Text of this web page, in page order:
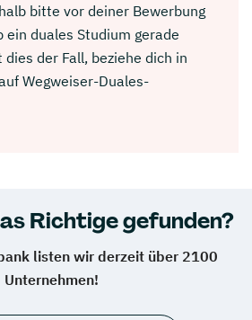
bitte vor deiner Bewerbung
ein duales Studium gerade
der Fall, beziehe dich in
Wegweiser-Duales-
Richtige gefunden?
listen wir derzeit über 2100
Unternehmen!